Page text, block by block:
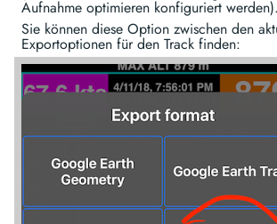
Aufnahme optimieren konfiguriert werden).
Sie können diese Option zwischen den
Exportoptionen für den Track finden: